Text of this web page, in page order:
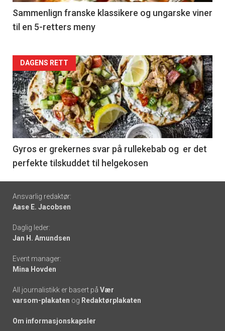
5
Sammenlign franske klassikere og ungarske viner
til en 5-retters meny
Forsiden
akkurat
nå
-
6
DAGENS RETT
Gyros er grekernes svar på rullekebab og er det
perfekte tilskuddet til helgekosen
Footer
-
links
Ansvarlig redaktør:
Aase E. Jacobsen
Daglig leder:
Jan H. Amundsen
Event manager:
Mina Hovden
All journalistikk er basert på Vær
varsom-plakaten og Redaktørplakaten
Om informasjonskapsler